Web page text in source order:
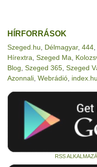
HÍRFORRÁSOK
Szeged.hu Délmagyar, 444
Hírextra Szeged Ma
Blog Szeged 365 Szeged
Azonnali Webrádió index.hu
RSS